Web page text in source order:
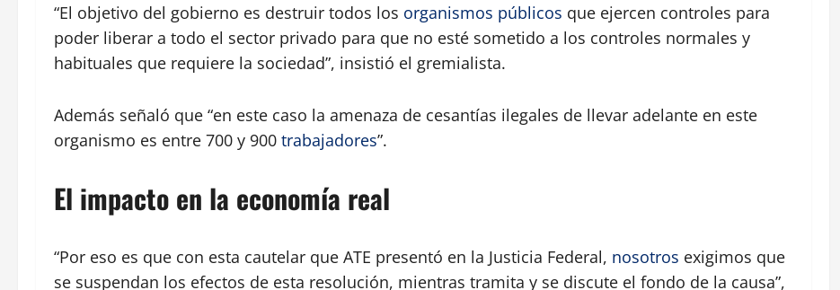
“El objetivo del gobierno es destruir todos los organismos públicos que ejercen controles para
poder liberar a todo el sector privado para que no esté sometido a los controles normales y
habituales que requiere la sociedad”, insistió el gremialista.
Además señaló que “en este caso la amenaza de cesantías ilegales de llevar adelante en este
organismo es entre 700 y 900 trabajadores”.
El impacto en la economía real
“Por eso es que con esta cautelar que ATE presentó en la Justicia Federal, nosotros exigimos que
se suspendan los efectos de esta resolución, mientras tramita y se discute el fondo de la causa”,